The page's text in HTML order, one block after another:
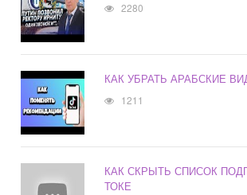
2280
КАК УБРАТЬ АРАБСКИЕ
1211
КАК СКРЫТЬ СПИСОК
ТОКЕ